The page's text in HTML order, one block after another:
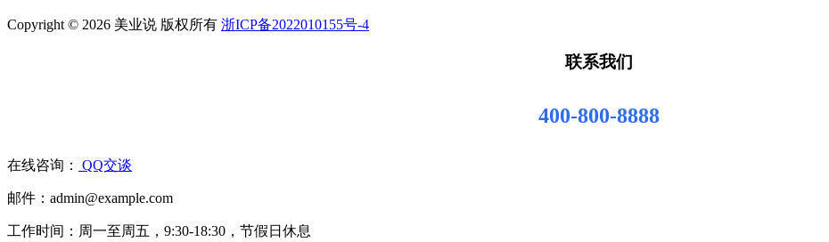
Copyright © 2026 美业说 版权所有 浙ICP备2022010155号-4
联系我们
400-800-8888
在线咨询： QQ交谈
邮件：admin@example.com
工作时间：周一至周五，9:30-18:30，节假日休息